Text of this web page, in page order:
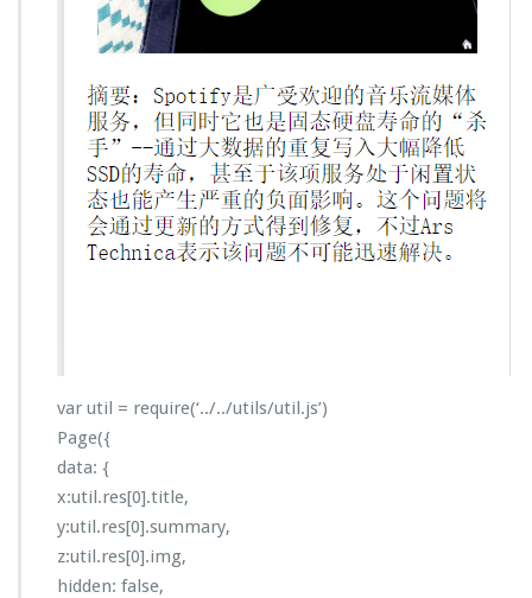
var util = require(‘../../utils/util.js’)
Page({
data: {
x:util.res[0].title,
y:util.res[0].summary,
z:util.res[0].img,
hidden: false,